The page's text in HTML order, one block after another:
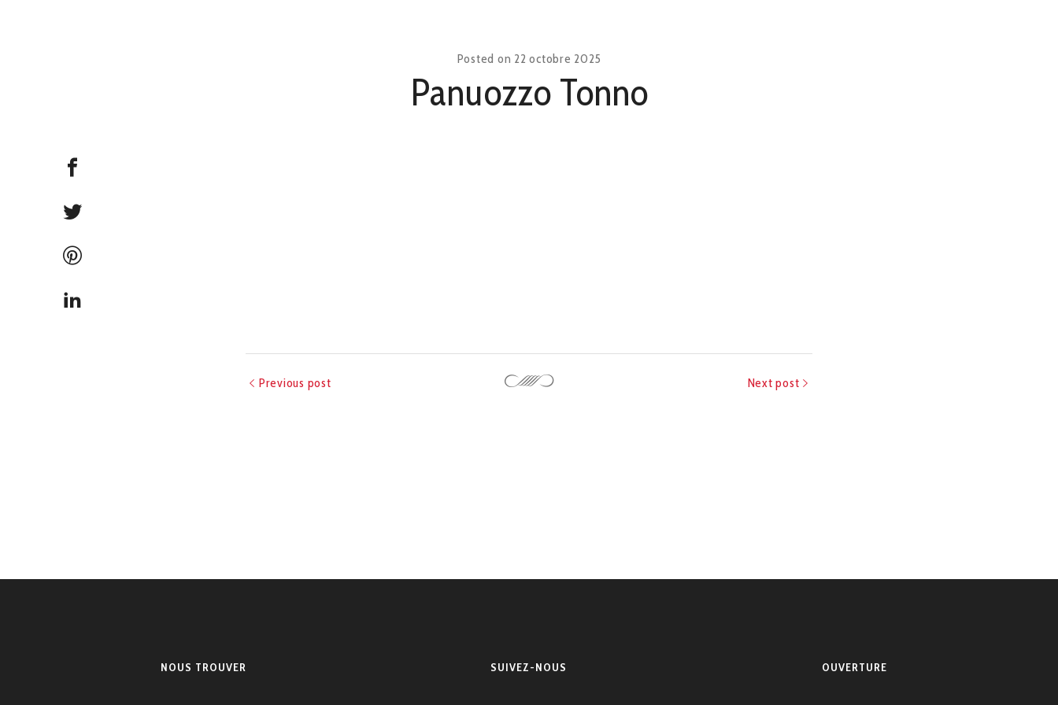
Posted on 22 octobre 2025
Panuozzo Tonno
Previous post Next post
NOUS TROUVER SUIVEZ-NOUS OUVERTURE